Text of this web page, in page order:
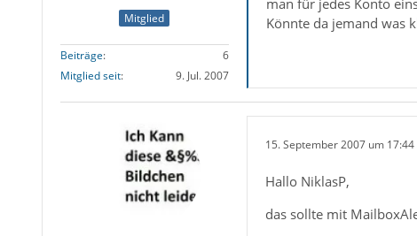
Mitglied
Beiträge
6
Mitglied seit
9. Jul. 2007
man für jedes Konto
Könnte da jemand was
15. September 2007 um 17:44
Hallo NiklasP,
das sollte mit